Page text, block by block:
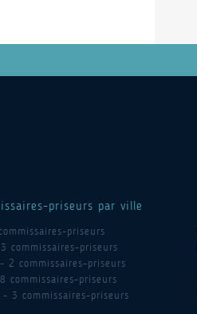
priseurs par ville
priseurs
commissaires-priseurs
- 2 commissaires-priseurs
commissaires-priseurs
- 3 commissaires-priseurs